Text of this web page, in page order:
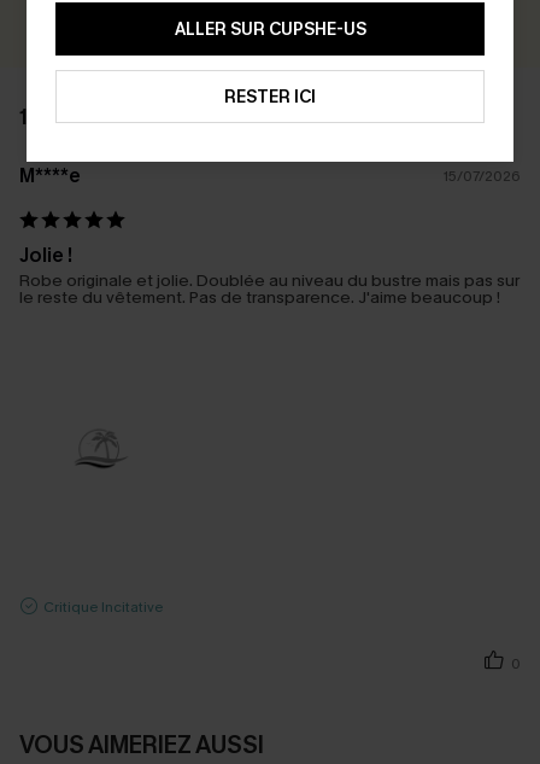
1 AVIS
M****e 15/07/2026
Jolie !
Robe originale et jolie. Doublée au niveau du bustre mais pas sur
le reste du vêtement. Pas de transparence. J'aime beaucoup !
Critique Incitative
0
VOUS AIMERIEZ AUSSI
ALLER SUR CUPSHE-US
RESTER ICI